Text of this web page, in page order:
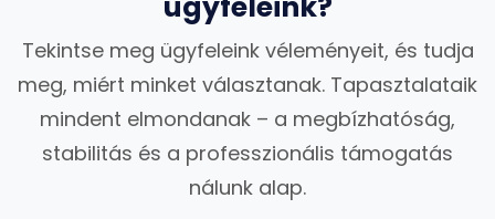
Tekintse meg ügyfeleink véleményeit, és tudja
meg, miért minket választanak. Tapasztalataik
mindent elmondanak – a megbízhatóság,
stabilitás és a professzionális támogatás
nálunk alap.